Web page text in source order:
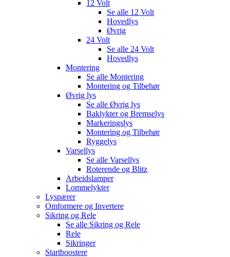
12 Volt
Se alle 12 Volt
Hovedlys
Øvrig
24 Volt
Se alle 24 Volt
Hovedlys
Montering
Se alle Montering
Montering og Tilbehør
Øvrig lys
Se alle Øvrig lys
Baklykter og Bremselys
Markeringslys
Montering og Tilbehør
Ryggelys
Varsellys
Se alle Varsellys
Roterende og Blitz
Arbeidslamper
Lommelykter
Lyspærer
Omformere og Invertere
Sikring og Rele
Se alle Sikring og Rele
Rele
Sikringer
Startboostere